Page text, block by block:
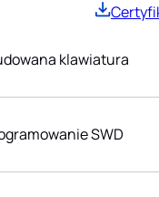
klawiatura
SWD